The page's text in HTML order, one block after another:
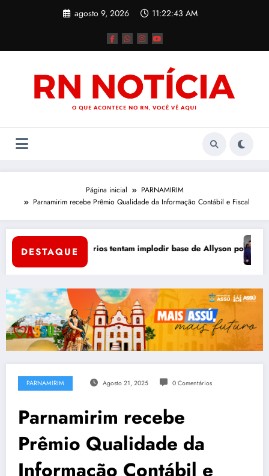
agosto 9, 2026 11:22:44 AM
Página inicial
PARNAMIRIM
Parnamirim recebe Prêmio Qualidade da Informação Contábil e Fiscal
DESTAQUE
bruto: adversários tentam implodir base de Allyson por dentroTércio
PARNAMIRIM Agosto 21, 2025 0 Comentários
Parnamirim recebe
Prêmio Qualidade da
Informação Contábil e